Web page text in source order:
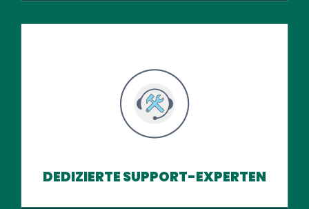
DEDIZIERTE SUPPORT-EXPERTEN